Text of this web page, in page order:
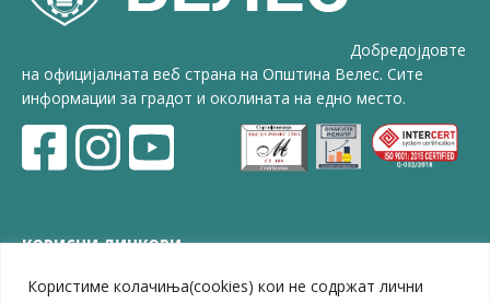
Користиме колачиња(cookies) кои не содржат лични
Добредојдовте
на официјалната веб страна на Општина Велес. Сите
информации за градот и околината на едно место.
КОРИСНИ ЛИНКОВИ
ЗЕЛС – Заедница на единиците на локална самоуправа